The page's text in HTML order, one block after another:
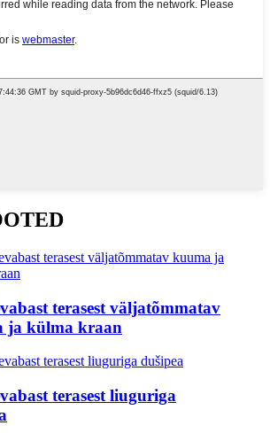
terasest väljatõmmatav
ja külma kraan
terasest liuguriga